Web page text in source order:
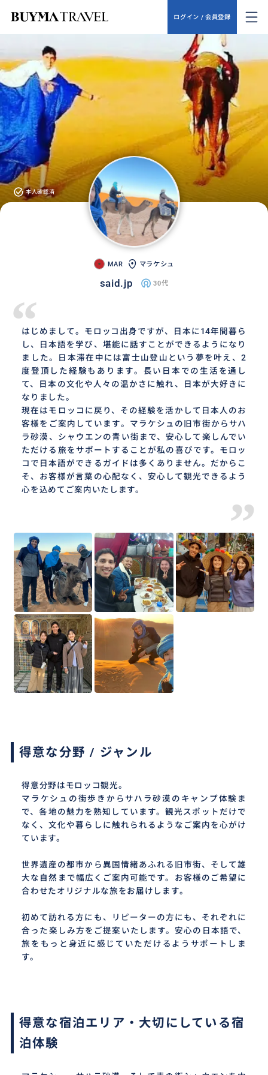
ログイン / 会員登録
本人確認済
MAR マラケシュ
said.jp 30代
“
はじめまして。モロッコ出身ですが、日本に14年間暮ら
し、日本語を学び、堪能に話すことができるようになり
ました。日本滞在中には富士山登山という夢を叶え、2
度登頂した経験もあります。長い日本での生活を通し
て、日本の文化や人々の温かさに触れ、日本が大好きに
なりました。
現在はモロッコに戻り、その経験を活かして日本人のお
客様をご案内しています。マラケシュの旧市街からサハ
ラ砂漠、シャウエンの青い街まで、安心して楽しんでい
ただける旅をサポートすることが私の喜びです。モロッ
コで日本語ができるガイドは多くありません。だからこ
そ、お客様が言葉の心配なく、安心して観光できるよう
心を込めてご案内いたします。
”
得意な分野 / ジャンル
得意分野はモロッコ観光。
マラケシュの街歩きからサハラ砂漠のキャンプ体験ま
で、各地の魅力を熟知しています。観光スポットだけで
なく、文化や暮らしに触れられるようなご案内を心がけ
ています。
世界遺産の都市から異国情緒あふれる旧市街、そして雄
大な自然まで幅広くご案内可能です。お客様のご希望に
合わせたオリジナルな旅をお届けします。
初めて訪れる方にも、リピーターの方にも、それぞれに
合った楽しみ方をご提案いたします。安心の日本語で、
旅をもっと身近に感じていただけるようサポートしま
す。
得意な宿泊エリア・大切にしている宿
泊体験